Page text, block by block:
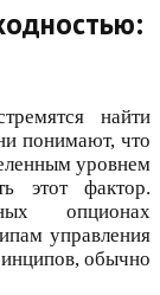
найти
понимают, что
уровнем
этот фактор.
опционах
управления
обычно